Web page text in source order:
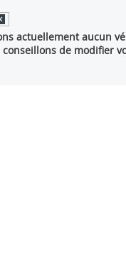
actuellement aucun
conseillons de modifier